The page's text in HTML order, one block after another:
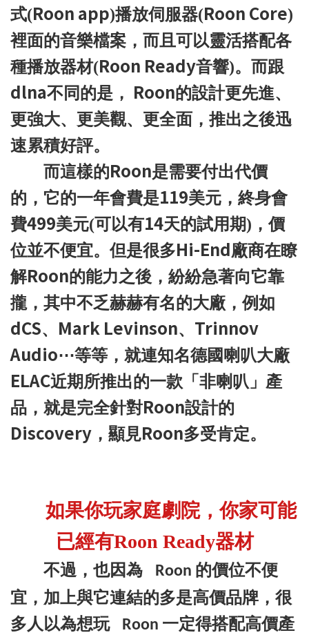
式(Roon app)播放伺服器(Roon Core)
裡面的音樂檔案，而且可以靈活搭配各
種播放器材(Roon Ready音響)。而跟
dlna不同的是， Roon的設計更先進、
更強大、更美觀、更全面，推出之後迅
速累積好評。
而這樣的Roon是需要付出代價
的，它的一年會費是119美元，終身會
費499美元(可以有14天的試用期) ，價
位並不便宜。但是很多Hi-End廠商在瞭
解Roon的能力之後，紛紛急著向它靠
攏，其中不乏赫赫有名的大廠，例如
dCS、 Mark Levinson、 Trinnov
Audio⋯等等，就連知名德國喇叭大廠
ELAC近期所推出的一款「非喇叭」產
品，就是完全針對Roon設計的
Discovery ，顯見Roon多受肯定。
如果你玩家庭劇院，你家可能
已經有Roon Ready器材
不過， 也因為 Roon 的價位不便
宜，加上與它連結的多是高價品牌，很
多人以為想玩
Roon 一定得搭配高價產